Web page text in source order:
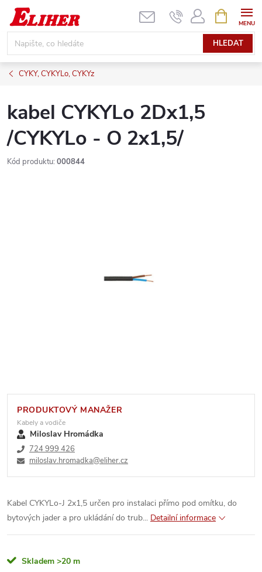
Přejít
obsah
HLEDAT
NÁKUPNÍ
KOŠÍK
CYKY, CYKYLo, CYKYz
kabel CYKYLo 2Dx1,5
/CYKYLo - O 2x1,5/
Kód produktu: 000844
PRODUKTOVÝ MANAŽER
Kabely a vodiče
Miloslav Hromádka
724 999 426
miloslav.hromadka@eliher.cz
Kabel CYKYLo-J 2x1,5 určen pro instalaci přímo pod omítku, do
bytových jader a pro ukládání do trub... Detailní informace
Skladem >20 m